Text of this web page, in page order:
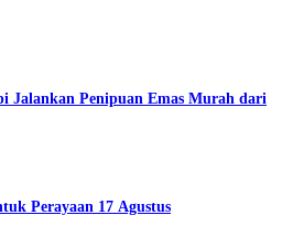
Jalankan Penipuan Emas Murah dari
Perayaan 17 Agustus